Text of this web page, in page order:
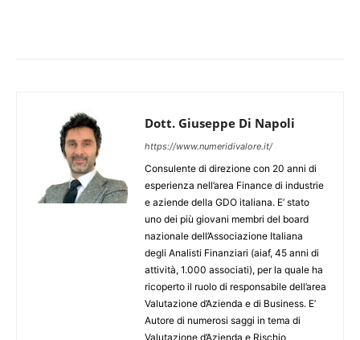
Dott. Giuseppe Di Napoli
https://www.numeridivalore.it/
Consulente di direzione con 20 anni di
esperienza nell’area Finance di industrie
e aziende della GDO italiana. E’ stato
uno dei più giovani membri del board
nazionale dell’Associazione Italiana
degli Analisti Finanziari (aiaf, 45 anni di
attività, 1.000 associati), per la quale ha
ricoperto il ruolo di responsabile dell’area
Valutazione d’Azienda e di Business. E’
Autore di numerosi saggi in tema di
Valutazione d’Azienda e Rischio